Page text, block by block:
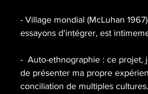
- Village mondial (McLuhan
essayons d'intégrer, est
-  Auto-ethnographie : ce
de présenter ma propre
conciliation de multiples